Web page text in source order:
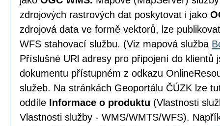
zdrojových rastrových dat poskytovat i jako
zdrojová data ve formě vektorů, lze
WFS stahovací službu. (Viz mapová služba
Příslušné URl adresy pro připojení do klientů
dokumentu přístupném z odkazu
služeb. Na stránkách Geoportálu ČÚZK lze
oddíle Informace o produktu (Vlastnosti
Vlastnosti služby - WMS/WMTS/WFS).